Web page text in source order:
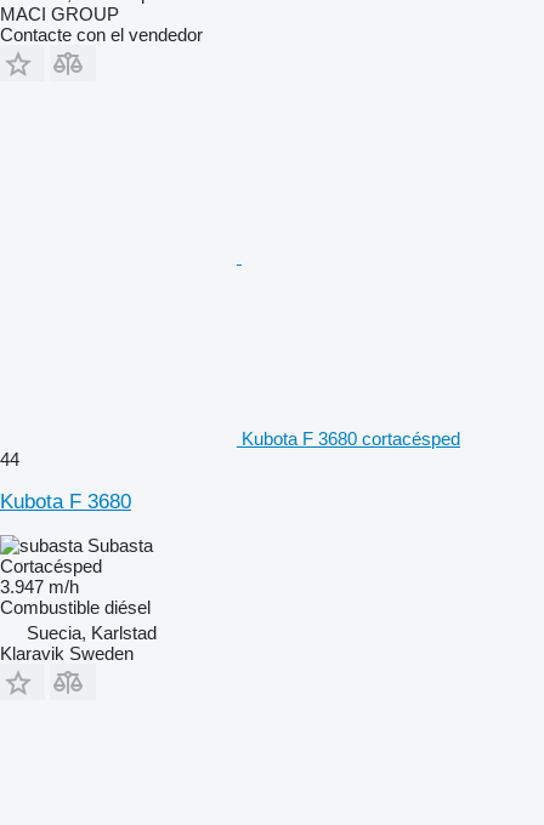
MACI GROUP
Contacte con el vendedor
Kubota F 3680 cortacésped
44
Kubota F 3680
Subasta
Cortacésped
3.947 m/h
Combustible diésel
Suecia, Karlstad
Klaravik Sweden